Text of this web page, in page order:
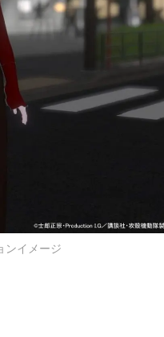
ンイメージ